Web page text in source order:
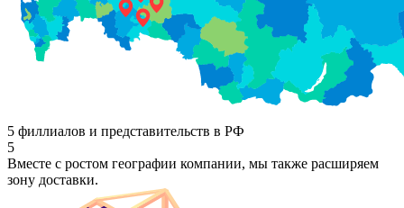
5 филлиалов и представительств в РФ
5
Вместе с ростом географии компании, мы также расширяем
зону доставки.